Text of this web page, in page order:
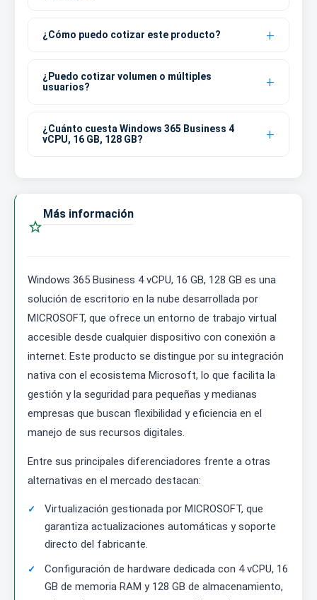
¿Cómo puedo cotizar este producto?
¿Puedo cotizar volumen o múltiples
usuarios?
¿Cuánto cuesta Windows 365 Business 4
vCPU, 16 GB, 128 GB?

Más información
Windows 365 Business 4 vCPU, 16 GB, 128 GB es una
solución de escritorio en la nube desarrollada por
MICROSOFT, que ofrece un entorno de trabajo virtual
accesible desde cualquier dispositivo con conexión a
internet. Este producto se distingue por su integración
nativa con el ecosistema Microsoft, lo que facilita la
gestión y la seguridad para pequeñas y medianas
empresas que buscan flexibilidad y eficiencia en el
manejo de sus recursos digitales.
Entre sus principales diferenciadores frente a otras
alternativas en el mercado destacan:
Virtualización gestionada por MICROSOFT, que
garantiza actualizaciones automáticas y soporte
directo del fabricante.
Configuración de hardware dedicada con 4 vCPU, 16
GB de memoria RAM y 128 GB de almacenamiento,